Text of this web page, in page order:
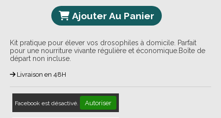
Ajouter Au Panier
Kit pratique pour élever vos drosophiles à domicile. Parfait
pour une nourriture vivante régulière et économique.Boîte de
départ non incluse.
Livraison en 48H
Facebook est désactivé. Autoriser